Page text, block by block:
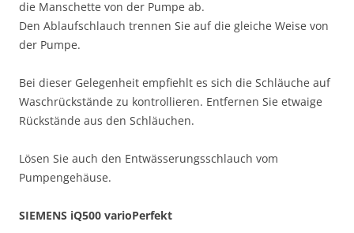
die Manschette von der Pumpe ab.
Den Ablaufschlauch trennen Sie auf die gleiche Weise von
der Pumpe.
Bei dieser Gelegenheit empfiehlt es sich die Schläuche auf
Waschrückstände zu kontrollieren. Entfernen Sie etwaige
Rückstände aus den Schläuchen.
Lösen Sie auch den Entwässerungsschlauch vom
Pumpengehäuse.
SIEMENS iQ500 varioPerfekt